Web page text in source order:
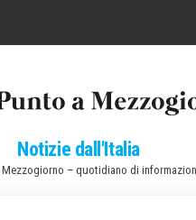
Notizie dall'Italia
Mezzogiorno – quotidiano di